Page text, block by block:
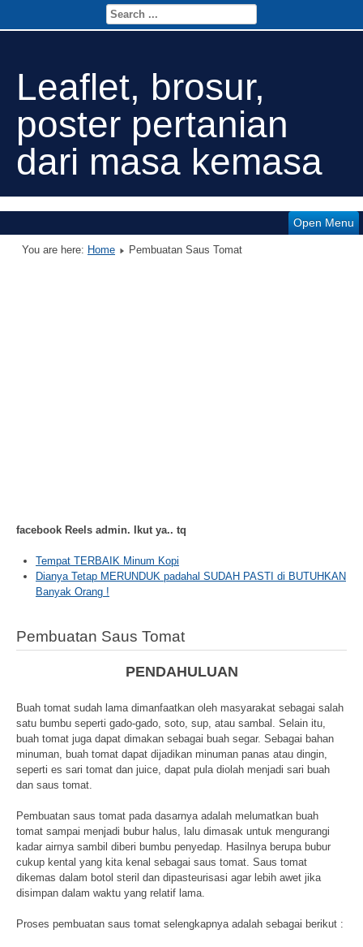
Leaflet, brosur,
poster pertanian
dari masa kemasa
Open Menu
You are here: Home Pembuatan Saus Tomat
facebook Reels admin. Ikut ya.. tq
Tempat TERBAIK Minum Kopi
Dianya Tetap MERUNDUK padahal SUDAH PASTI di BUTUHKAN
Banyak Orang !
Pembuatan Saus Tomat
PENDAHULUAN
Buah tomat sudah lama dimanfaatkan oleh masyarakat sebagai salah
satu bumbu seperti gado-gado, soto, sup, atau sambal. Selain itu,
buah tomat juga dapat dimakan sebagai buah segar. Sebagai bahan
minuman, buah tomat dapat dijadikan minuman panas atau dingin,
seperti es sari tomat dan juice, dapat pula diolah menjadi sari buah
dan saus tomat.
Pembuatan saus tomat pada dasarnya adalah melumatkan buah
tomat sampai menjadi bubur halus, lalu dimasak untuk mengurangi
kadar airnya sambil diberi bumbu penyedap. Hasilnya berupa bubur
cukup kental yang kita kenal sebagai saus tomat. Saus tomat
dikemas dalam botol steril dan dipasteurisasi agar lebih awet jika
disimpan dalam waktu yang relatif lama.
Proses pembuatan saus tomat selengkapnya adalah sebagai berikut :